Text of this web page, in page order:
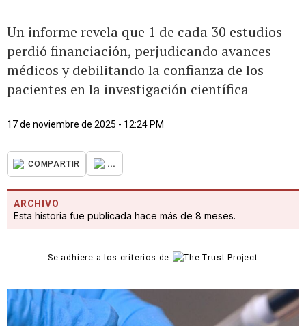
Un informe revela que 1 de cada 30 estudios
perdió financiación, perjudicando avances
médicos y debilitando la confianza de los
pacientes en la investigación científica
17 de noviembre de 2025 - 12:24 PM
COMPARTIR ...
ARCHIVO
Esta historia fue publicada hace más de 8 meses.
Se adhiere a los criterios de